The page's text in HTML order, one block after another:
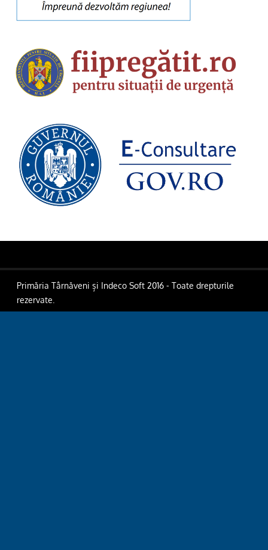
Primăria Târnăveni și Indeco Soft 2016 - Toate drepturile
rezervate.